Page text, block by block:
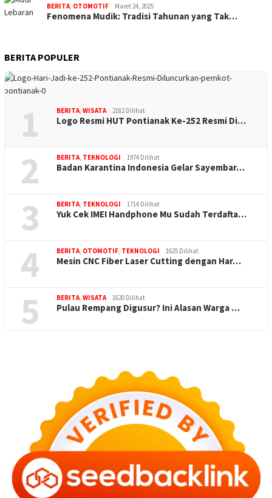
BERITA, OTOMOTIF Maret 24, 2025
Fenomena Mudik: Tradisi Tahunan yang Tak…
BERITA POPULER
1 BERITA, WISATA 2182 Dilihat
Logo Resmi HUT Pontianak Ke-252 Resmi Di…
2 BERITA, TEKNOLOGI 1974 Dilihat
Badan Karantina Indonesia Gelar Sayembar…
3 BERITA, TEKNOLOGI 1714 Dilihat
Yuk Cek IMEI Handphone Mu Sudah Terdafta…
4 BERITA, OTOMOTIF, TEKNOLOGI 1625 Dilihat
Mesin CNC Fiber Laser Cutting dengan Har…
5 BERITA, WISATA 1620 Dilihat
Pulau Rempang Digusur? Ini Alasan Warga …